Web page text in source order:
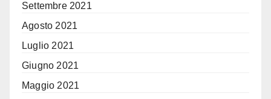
Settembre 2021
Agosto 2021
Luglio 2021
Giugno 2021
Maggio 2021